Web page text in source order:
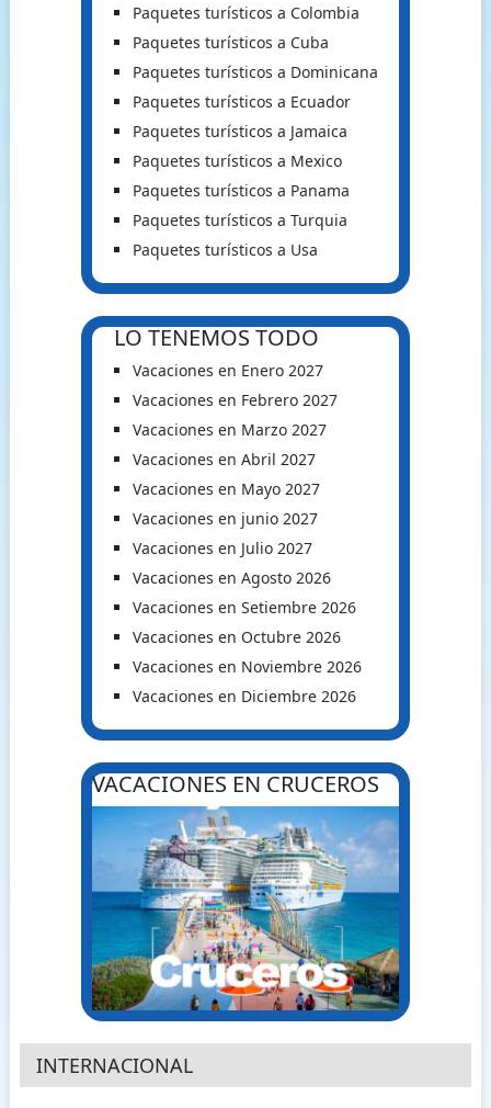
Paquetes turísticos a Colombia
Paquetes turísticos a Cuba
Paquetes turísticos a Dominicana
Paquetes turísticos a Ecuador
Paquetes turísticos a Jamaica
Paquetes turísticos a Mexico
Paquetes turísticos a Panama
Paquetes turísticos a Turquia
Paquetes turísticos a Usa
LO TENEMOS TODO
Vacaciones en Enero 2027
Vacaciones en Febrero 2027
Vacaciones en Marzo 2027
Vacaciones en Abril 2027
Vacaciones en Mayo 2027
Vacaciones en junio 2027
Vacaciones en Julio 2027
Vacaciones en Agosto 2026
Vacaciones en Setiembre 2026
Vacaciones en Octubre 2026
Vacaciones en Noviembre 2026
Vacaciones en Diciembre 2026
VACACIONES EN CRUCEROS
INTERNACIONAL